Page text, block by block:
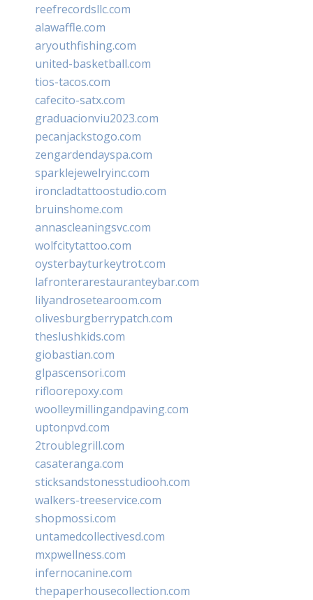
reefrecordsllc.com
alawaffle.com
aryouthfishing.com
united-basketball.com
tios-tacos.com
cafecito-satx.com
graduacionviu2023.com
pecanjackstogo.com
zengardendayspa.com
sparklejewelryinc.com
ironcladtattoostudio.com
bruinshome.com
annascleaningsvc.com
wolfcitytattoo.com
oysterbayturkeytrot.com
lafronterarestauranteybar.com
lilyandrosetearoom.com
olivesburgberrypatch.com
theslushkids.com
giobastian.com
glpascensori.com
rifloorepoxy.com
woolleymillingandpaving.com
uptonpvd.com
2troublegrill.com
casateranga.com
sticksandstonesstudiooh.com
walkers-treeservice.com
shopmossi.com
untamedcollectivesd.com
mxpwellness.com
infernocanine.com
thepaperhousecollection.com